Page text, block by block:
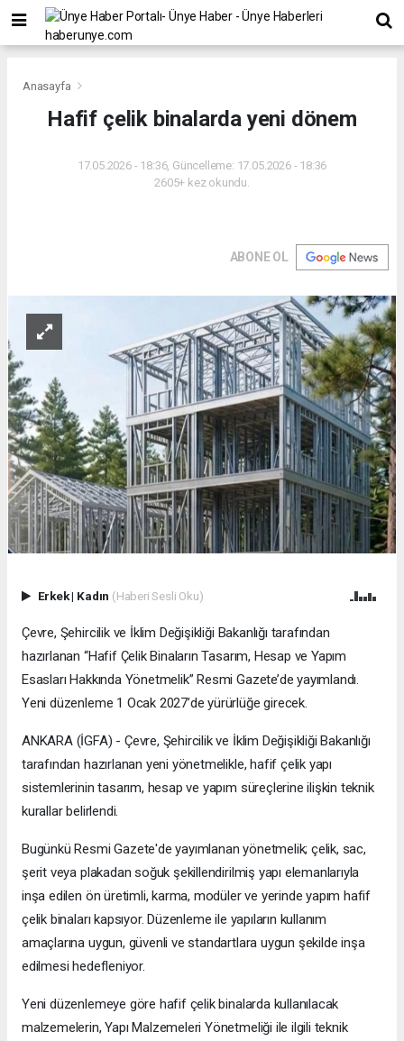
Anasayfa
Hafif çelik binalarda yeni dönem
17.05.2026 - 18:36, Güncelleme: 17.05.2026 - 18:36
2605+ kez okundu.
ABONE OL
Erkek| Kadın (Haberi Sesli Oku)
Çevre, Şehircilik ve İklim Değişikliği Bakanlığı tarafından
hazırlanan “Hafif Çelik Binaların Tasarım, Hesap ve Yapım
Esasları Hakkında Yönetmelik” Resmi Gazete’de yayımlandı.
Yeni düzenleme 1 Ocak 2027’de yürürlüğe girecek.
ANKARA (İGFA) - Çevre, Şehircilik ve İklim Değişikliği Bakanlığı
tarafından hazırlanan yeni yönetmelikle, hafif çelik yapı
sistemlerinin tasarım, hesap ve yapım süreçlerine ilişkin teknik
kurallar belirlendi.
Bugünkü Resmi Gazete'de yayımlanan yönetmelik; çelik, sac,
şerit veya plakadan soğuk şekillendirilmiş yapı elemanlarıyla
inşa edilen ön üretimli, karma, modüler ve yerinde yapım hafif
çelik binaları kapsıyor. Düzenleme ile yapıların kullanım
amaçlarına uygun, güvenli ve standartlara uygun şekilde inşa
edilmesi hedefleniyor.
Yeni düzenlemeye göre hafif çelik binalarda kullanılacak
malzemelerin, Yapı Malzemeleri Yönetmeliği ile ilgili teknik